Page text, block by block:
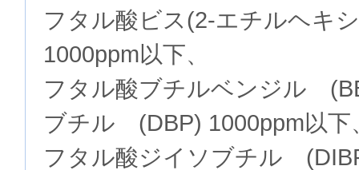
フタル酸ビス(2-エチルヘ
1000ppm以下、
フタル酸ブチルベンジル
ブチル (DBP) 1000ppm以下
フタル酸ジイソブチル